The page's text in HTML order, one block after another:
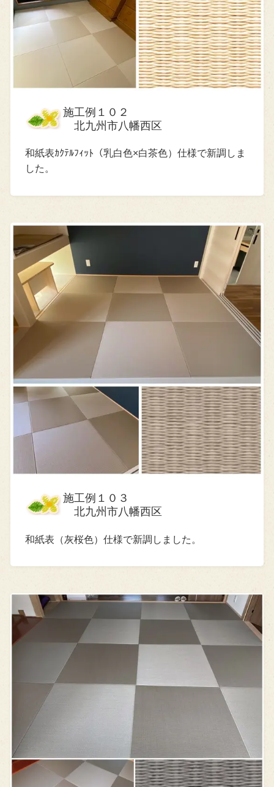
施工例１０２
北九州市八幡西区
和紙表ｶｸﾃﾙﾌｨｯﾄ（乳白色×白茶色）仕様で新調しま
した。
施工例１０３
北九州市八幡西区
和紙表（灰桜色）仕様で新調しました。